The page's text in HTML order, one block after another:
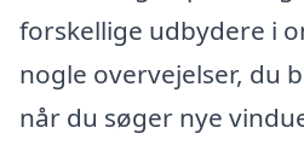
forskellige udbydere i
nogle overvejelser, du
når du søger nye